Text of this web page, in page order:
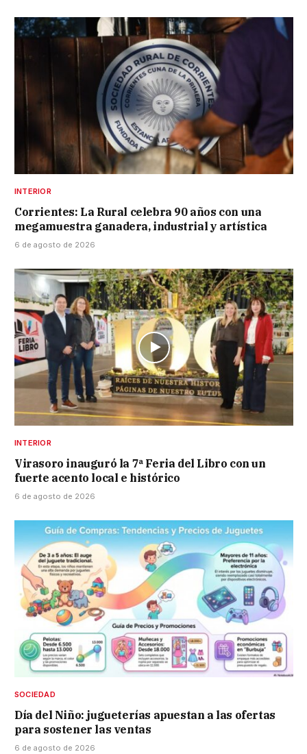
INTERIOR
Corrientes: La Rural celebra 90 años con una
megamuestra ganadera, industrial y artística
6 de agosto de 2026
INTERIOR
Virasoro inauguró la 7ª Feria del Libro con un
fuerte acento local e histórico
6 de agosto de 2026
SOCIEDAD
Día del Niño: jugueterías apuestan a las ofertas
para sostener las ventas
6 de agosto de 2026